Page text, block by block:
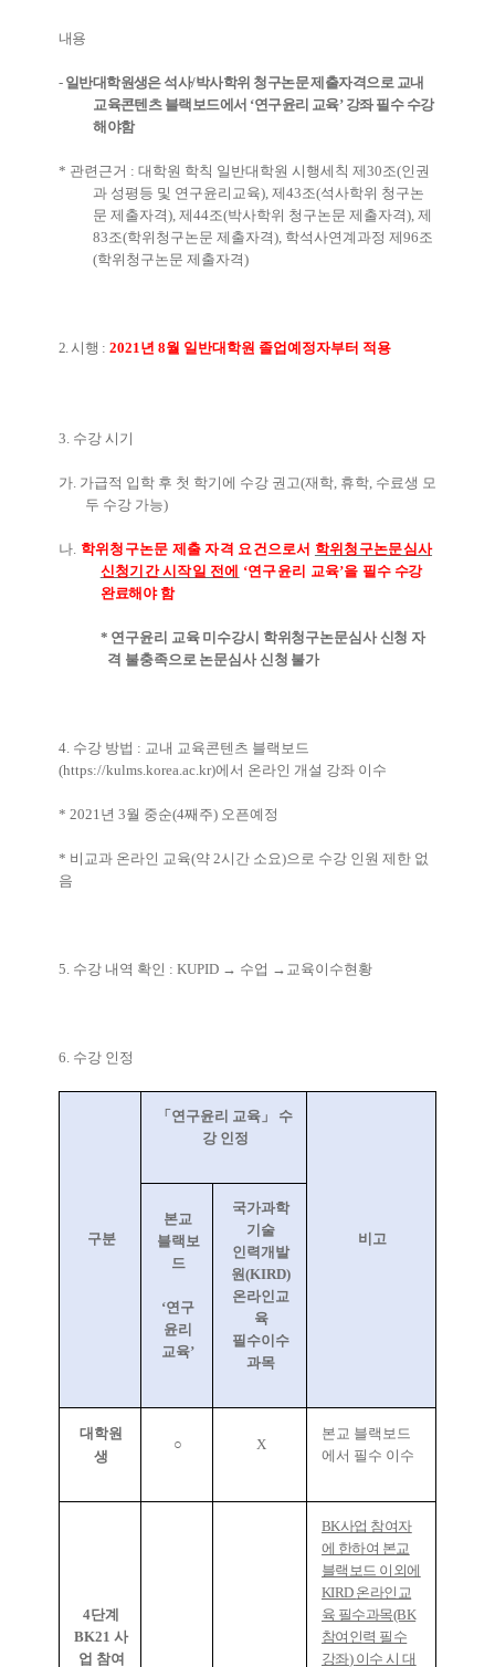
내용
- 일반대학원생은 석사/박사학위 청구논문 제출자격으로 교내
교육콘텐츠 블랙보드에서 ‘연구윤리 교육’ 강좌 필수 수강
해야함
* 관련근거 : 대학원 학칙 일반대학원 시행세칙 제30조(인권
과 성평등 및 연구윤리교육),제43조(석사학위 청구논
문 제출자격),제44조(박사학위 청구논문 제출자격),제
83조(학위청구논문 제출자격), 학석사연계과정 제96조
(학위청구논문 제출자격)
2.시행 :2021년8월 일반대학원 졸업예정자부터 적용
3. 수강 시기
가. 가급적 입학 후 첫 학기에 수강 권고(재학, 휴학, 수료생 모
두 수강 가능)
나. 학위청구논문 제출 자격 요건으로서 학위청구논문심사
신청기간 시작일 전에 ‘연구윤리 교육’을 필수 수강
완료해야 함
* 연구윤리 교육 미수강시 학위청구논문심사 신청 자
격 불충족으로 논문심사 신청 불가
4. 수강 방법 : 교내 교육콘텐츠 블랙보드
(https://kulms.korea.ac.kr)에서 온라인 개설 강좌 이수
* 2021년 3월 중순(4째주) 오픈예정
* 비교과 온라인 교육(약 2시간 소요)으로 수강 인원 제한 없
음
5. 수강 내역 확인 : KUPID → 수업 → 교육이수현황
6. 수강 인정
구분
「 연구윤리 교육 」 수
강 인정
비고
본교
블랙보
드
‘연구
윤리
교육’
국가과학
기술
인력개발
원(KIRD)
온라인교
육
필수이수
과목
대학원
생
○ X
본교 블랙보드
에서 필수 이수
4단계
BK21 사
업 참여
BK사업 참여자
에 한하여 본교
블랙보드 이외에
KIRD 온라인교
육 필수과목(BK
참여인력 필수
강좌) 이수 시 대